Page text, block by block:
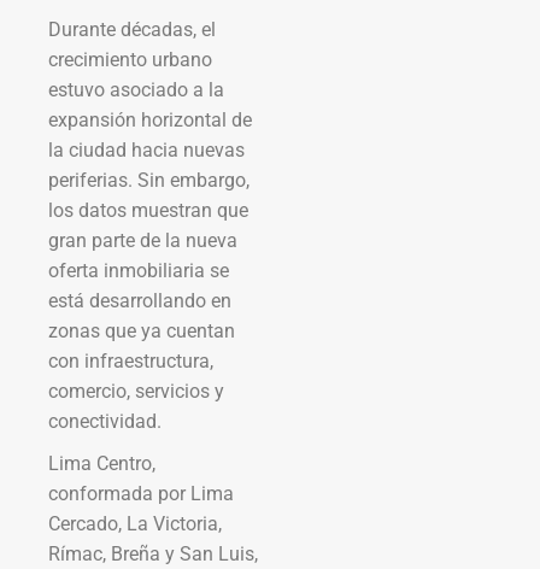
Durante décadas, el
crecimiento urbano
estuvo asociado a la
expansión horizontal de
la ciudad hacia nuevas
periferias. Sin embargo,
los datos muestran que
gran parte de la nueva
oferta inmobiliaria se
está desarrollando en
zonas que ya cuentan
con infraestructura,
comercio, servicios y
conectividad.
Lima Centro,
conformada por Lima
Cercado, La Victoria,
Rímac, Breña y San Luis,